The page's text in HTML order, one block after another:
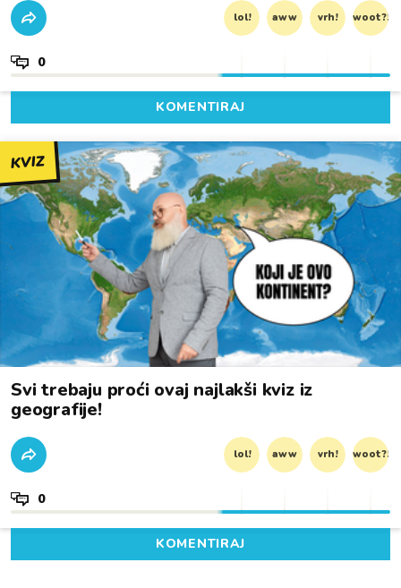
lol! aww vrh! woot?!
0
KOMENTIRAJ
KVIZ
Svi trebaju proći ovaj najlakši kviz iz
geografije!
lol! aww vrh! woot?!
0
KOMENTIRAJ